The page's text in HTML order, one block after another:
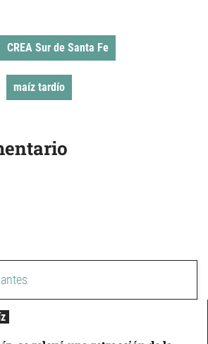
CREA Sur de Santa Fe
maíz tardío